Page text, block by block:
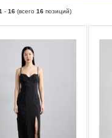
- 16 (всего 16 позиций)